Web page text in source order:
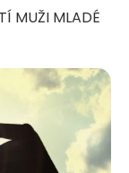
MUŽI MLADÉ